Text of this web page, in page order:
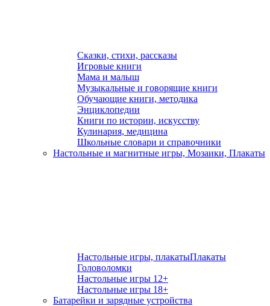
Сказки, стихи, рассказы
Игровые книги
Мама и малыш
Музыкальные и говорящие книги
Обучающие книги, методика
Энциклопедии
Книги по истории, искусству
Кулинария, медицина
Школьные словари и справочники
Настольные и магнитные игры, Мозаики, Плакаты
Настольные игры, плакатыПлакаты
Головоломки
Настольные игры 12+
Настольные игры 18+
Батарейки и зарядные устройства